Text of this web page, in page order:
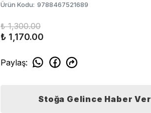
Ürün Kodu: 9788467521689
₺ 1,300.00
₺ 1,170.00
Paylaş:
Stoğa Gelince Haber Ver